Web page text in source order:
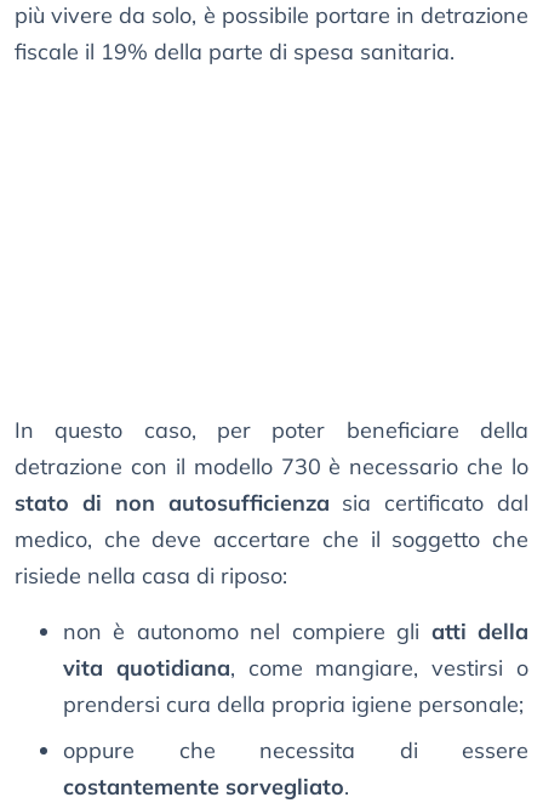
più vivere da solo, è possibile portare in detrazione
fiscale il 19% della parte di spesa sanitaria.
In questo caso, per poter beneficiare della
detrazione con il modello 730 è necessario che lo
stato di non autosufficienza sia certificato dal
medico, che deve accertare che il soggetto che
risiede nella casa di riposo:
non è autonomo nel compiere gli atti della
vita quotidiana, come mangiare, vestirsi o
prendersi cura della propria igiene personale;
oppure che necessita di essere
costantemente sorvegliato.